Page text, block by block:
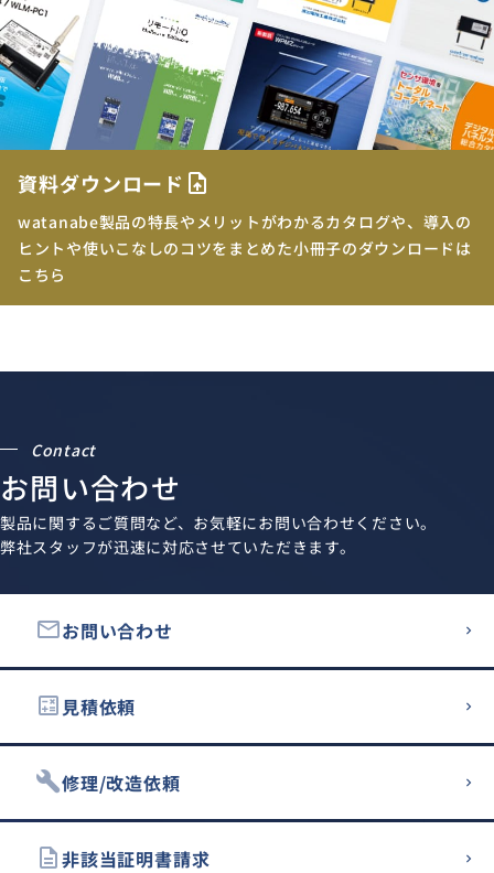
資料ダウンロード upload_file
watanabe製品の特長やメリットがわかるカタログや、導入の
ヒントや使いこなしのコツをまとめた小冊子のダウンロードは
こちら
Contact
お問い合わせ
製品に関するご質問など、お気軽にお問い合わせください。
弊社スタッフが迅速に対応させていただきます。
emailお問い合わせ
calculate 見積依頼
build修理/改造依頼
description非該当証明書請求